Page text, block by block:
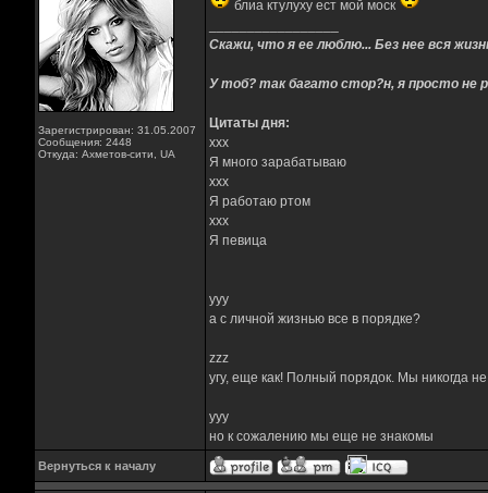
Зарегистрирован: 31.05.2007
Сообщения: 2448
Откуда: Ахметов-сити, UA
блиа ктулуху ест мой моск
Скажи, что я ее люблю... Без нее вся
У тоб? так багато стор?н, я просто не
Цитаты дня:
xxx
Я много зарабатываю
xxx
Я работаю ртом
xxx
Я певица
yyy
а с личной жизнью все в порядке?
zzz
угу, еще как! Полный порядок. Мы никогда
yyy
но к сожалению мы еще не знакомы
Вернуться к началу